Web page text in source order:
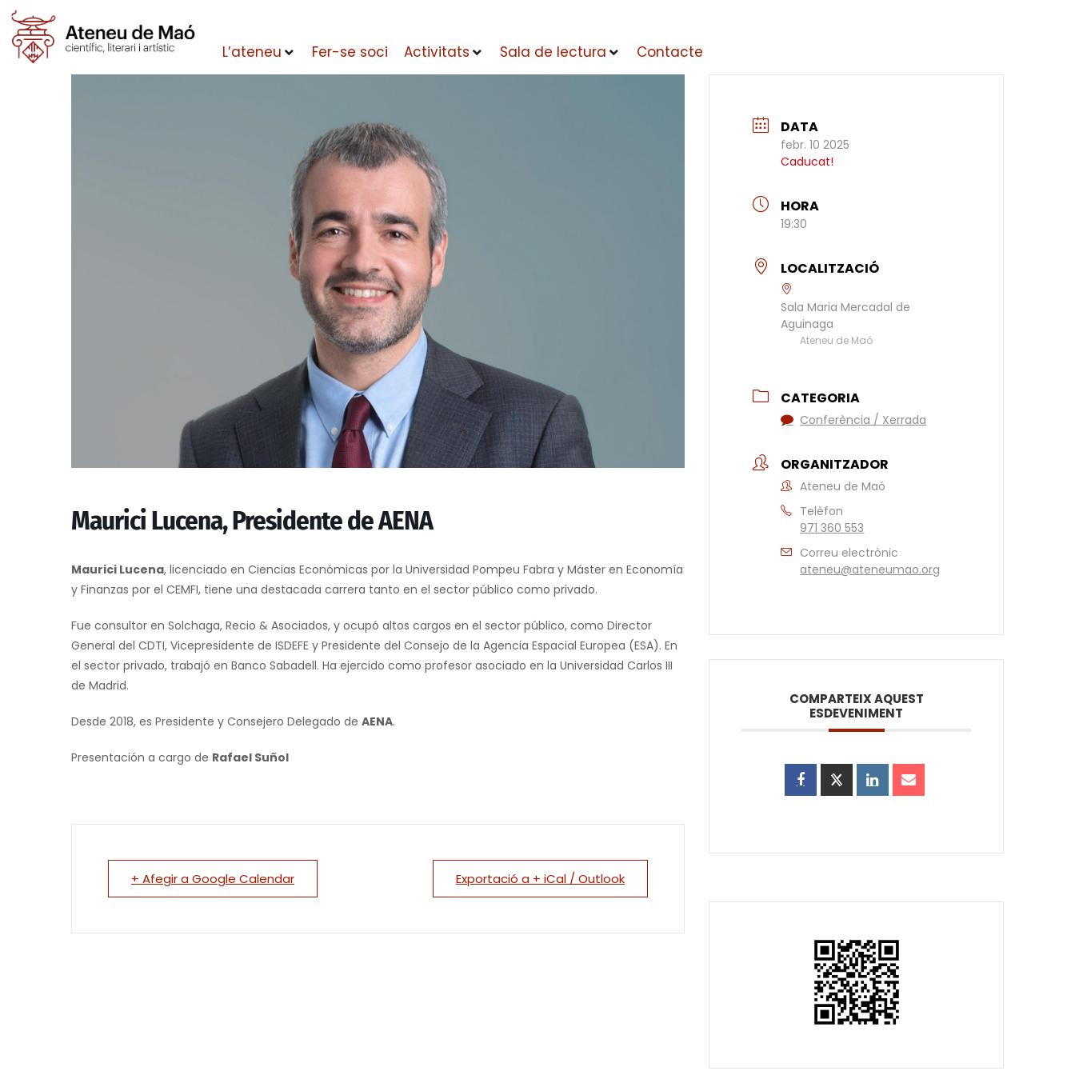
L’ateneu Fer-se soci Activitats Sala de lectura Contacte
Maurici Lucena, Presidente de AENA
Maurici Lucena, licenciado en Ciencias Económicas por la Universidad Pompeu Fabra y Máster en Economía
y Finanzas por el CEMFI, tiene una destacada carrera tanto en el sector público como privado.
Fue consultor en Solchaga, Recio & Asociados, y ocupó altos cargos en el sector público, como Director
General del CDTI, Vicepresidente de ISDEFE y Presidente del Consejo de la Agencia Espacial Europea (ESA). En
el sector privado, trabajó en Banco Sabadell. Ha ejercido como profesor asociado en la Universidad Carlos III
de Madrid.
Desde 2018, es Presidente y Consejero Delegado de AENA.
Presentación a cargo de Rafael Suñol
+ Afegir a Google Calendar Exportació a + iCal / Outlook
DATA
febr. 10 2025
Caducat!
HORA
19:30
LOCALITZACIÓ
Sala Maria Mercadal de
Aguinaga
Ateneu de Maó
CATEGORIA
Conferència / Xerrada
ORGANITZADOR
Ateneu de Maó
Telèfon
971 360 553
Correu electrònic
ateneu@ateneumao.org
COMPARTEIX AQUEST
ESDEVENIMENT